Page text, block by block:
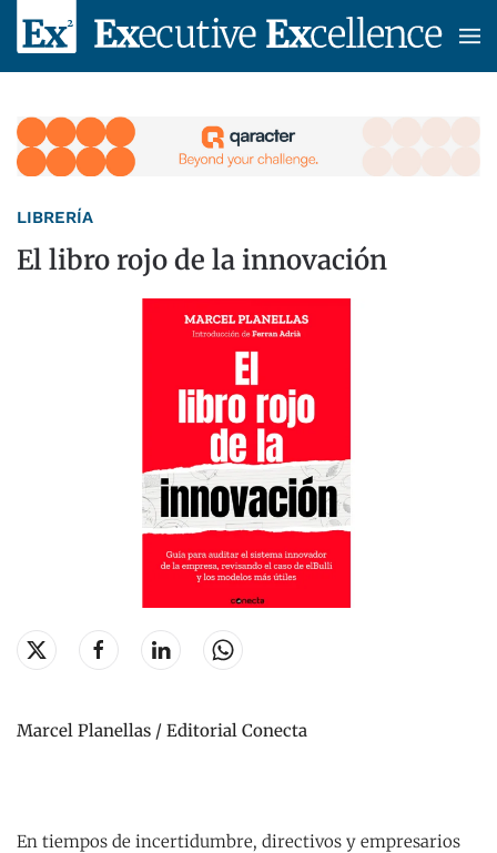
Skip to main content
LIBRERÍA
El libro rojo de la innovación
Marcel Planellas / Editorial Conecta
En tiempos de incertidumbre, directivos y empresarios